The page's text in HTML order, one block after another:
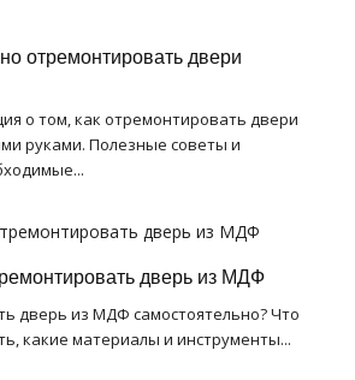
отремонтировать двери
о том, как отремонтировать двери
руками. Полезные советы и
дверь из МДФ
дверь из МДФ самостоятельно? Что
какие материалы и инструменты...